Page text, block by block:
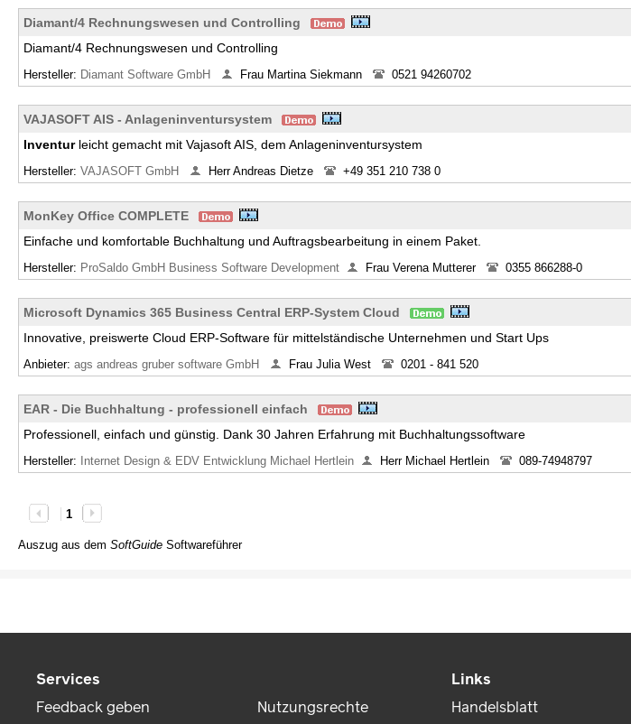
Diamant/4 Rechnungswesen und Controlling
Diamant/4 Rechnungswesen und Controlling
Hersteller: Diamant Software GmbH Frau Martina Siekmann 0521 94260702
VAJASOFT AIS - Anlageninventursystem
Inventurleicht gemacht mit Vajasoft AIS, dem Anlageninventursystem
Hersteller: VAJASOFT GmbH Herr Andreas Dietze +49 351 210 738 0
MonKey Office COMPLETE
Einfache und komfortable Buchhaltung und Auftragsbearbeitung in einem Paket.
Hersteller: ProSaldo GmbH Business Software Development Frau Verena Mutterer 0355 866288-0
Microsoft Dynamics 365 Business Central ERP-System Cloud
Innovative, preiswerte Cloud ERP-Software für mittelständische Unternehmen und Start Ups
Anbieter: ags andreas gruber software GmbH Frau Julia West 0201 - 841 520
EAR - Die Buchhaltung - professionell einfach
Professionell, einfach und günstig. Dank 30 Jahren Erfahrung mit Buchhaltungssoftware
Hersteller: Internet Design & EDV Entwicklung Michael Hertlein Herr Michael Hertlein 089-74948797
1
Auszug aus dem SoftGuide Softwareführer
Services
Feedback geben
Nutzungsrechte
Links
Handelsblatt